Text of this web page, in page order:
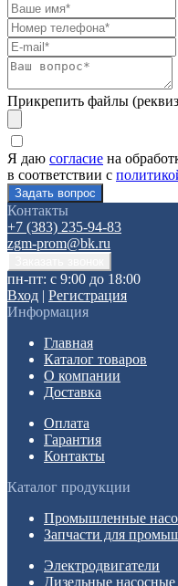
Прикрепить файлы
Я даю согласие на
в соответствии с
Контакты
+7 (383) 235-94-83
zgm-prom@bk.ru
пн-пт: с 9:00 до 18:00
Вход | Регистрация
Информация
Главная
Каталог товаров
О компании
Доставка
Оплата
Гарантия
Контакты
Каталог продукции
Промышленные
Запчасти для
Электродвигатели
Дизельные насосные